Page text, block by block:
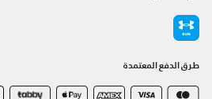
طرق الدفع المعتمدة